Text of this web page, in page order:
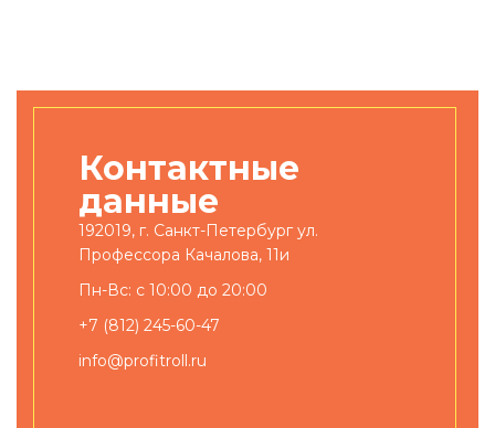
Контактные
данные
192019, г. Санкт-Петербург ул.
Профессора Качалова, 11и
Пн-Вс: с 10:00 до 20:00
+7 (812) 245-60-47
info@profitroll.ru